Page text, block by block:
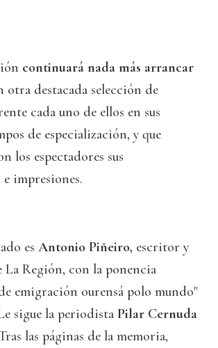
continuará nada más arrancar
otra destacada selección de
cada uno de ellos en sus
de especialización, y que
los espectadores sus
impresiones.
es Antonio Piñeiro, escritor y
La Región, con la ponencia
emigración ourensá polo mundo"
sigue la periodista Pilar Cernuda
las páginas de la memoria,